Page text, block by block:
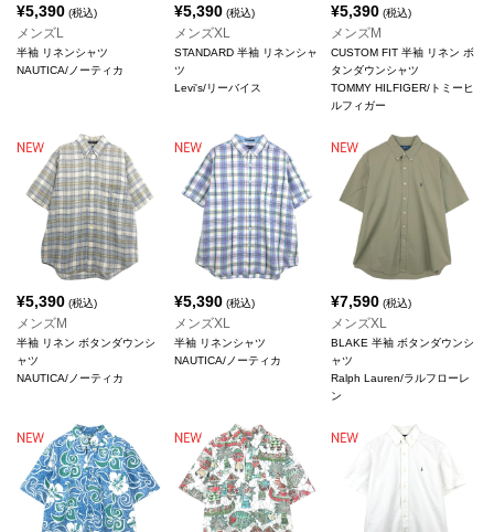
¥5,390 (税込)
メンズL
半袖 リネンシャツ
NAUTICA/ノーティカ
¥5,390(税込)
メンズXL
STANDARD 半袖 リネンシャ
ツ
Levi's/リーバイス
¥5,390 (税込)
メンズM
CUSTOM FIT 半袖 リネン ボ
タンダウンシャツ
TOMMY HILFIGER/トミーヒ
ルフィガー
¥5,390 (税込)
メンズM
半袖 リネン ボタンダウンシ
ャツ
NAUTICA/ノーティカ
¥5,390(税込)
メンズXL
半袖 リネンシャツ
NAUTICA/ノーティカ
¥7,590 (税込)
メンズXL
BLAKE 半袖 ボタンダウンシ
ャツ
Ralph Lauren/ラルフローレ
ン